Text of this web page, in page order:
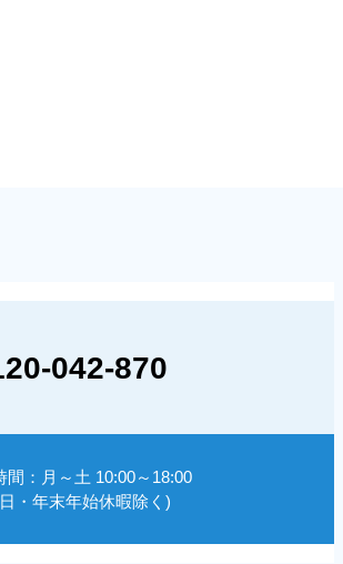
042-870
間：月～土 10:00～18:00
・年末年始休暇除く)